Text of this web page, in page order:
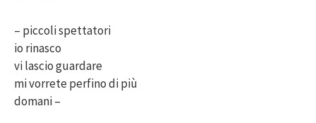
– piccoli spettatori
io rinasco
vi lascio guardare
mi vorrete perfino di più
domani –